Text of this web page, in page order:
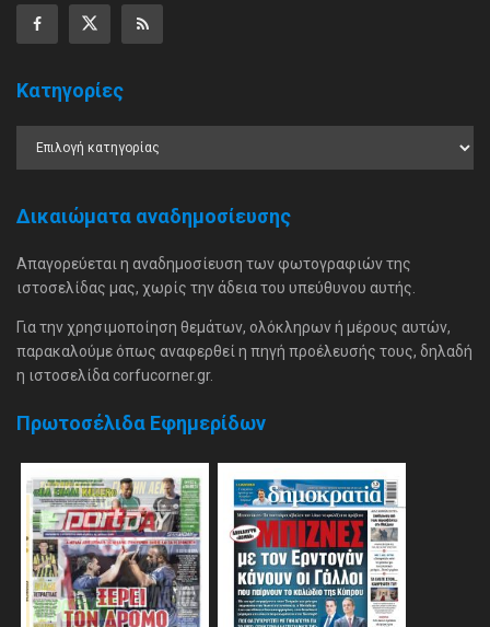
Κατηγορίες
Δικαιώματα αναδημοσίευσης
Απαγορεύεται η αναδημοσίευση των φωτογραφιών της
ιστοσελίδας μας, χωρίς την άδεια του υπεύθυνου αυτής.
Για την χρησιμοποίηση θεμάτων, ολόκληρων ή μέρους αυτών,
παρακαλούμε όπως αναφερθεί η πηγή προέλευσής τους, δηλαδή
η ιστοσελίδα corfucorner.gr.
Πρωτοσέλιδα Εφημερίδων